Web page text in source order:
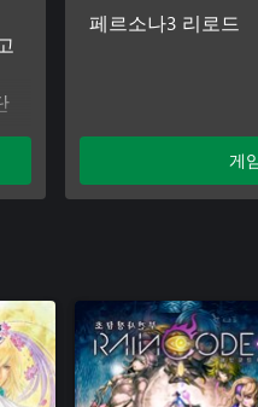
페르소나3 리로드
게